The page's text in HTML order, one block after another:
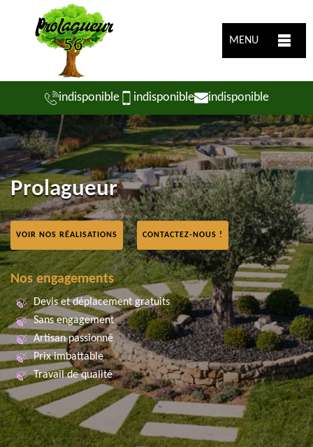
MENU
indisponible indisponible indisponible
Prolagueur
VOIR NOS RÉALISATIONS CONTACTEZ-NOUS !
Nos engagements
Devis et déplacement gratuits
Sans engagement
Artisan passionné
Prix imbattable
Travail de qualité